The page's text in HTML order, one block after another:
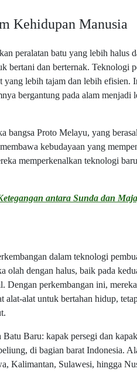
Kehidupan Manusia
peralatan batu yang lebih halus
bertani dan berternak. Teknologi
lebih tajam dan lebih efisien.
bergantung pada alam
Proto Melayu, yang
kebudayaan yang
memperkenalkan teknologi
antara Sunda dan
dalam teknologi
olah dengan halus, baik pada
Dengan perkembangan ini,
alat-alat untuk bertahan hidup,
Baru: kapak persegi dan
di bagian barat Indonesia.
Kalimantan, Sulawesi, hingga